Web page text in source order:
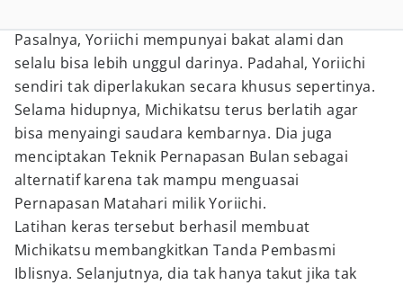
Pasalnya, Yoriichi mempunyai bakat alami dan
selalu bisa lebih unggul darinya. Padahal, Yoriichi
sendiri tak diperlakukan secara khusus sepertinya.
Selama hidupnya, Michikatsu terus berlatih agar
bisa menyaingi saudara kembarnya. Dia juga
menciptakan Teknik Pernapasan Bulan sebagai
alternatif karena tak mampu menguasai
Pernapasan Matahari milik Yoriichi.
Latihan keras tersebut berhasil membuat
Michikatsu membangkitkan Tanda Pembasmi
Iblisnya. Selanjutnya, dia tak hanya takut jika tak